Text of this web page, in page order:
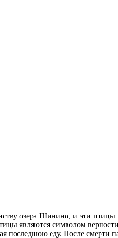
озера Шинино, и эти
являются символом
последнюю еду. После смерти